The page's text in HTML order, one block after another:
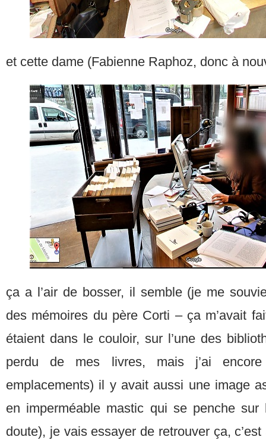
et cette dame (Fabienne Raphoz, donc à
ça a l’air de bosser, il semble (je me
des mémoires du père Corti – ça m’avait
étaient dans le couloir, sur l’une des
perdu de mes livres, mais j’ai
emplacements) il y avait aussi une image
en imperméable mastic qui se penche
doute), je vais essayer de retrouver ça,